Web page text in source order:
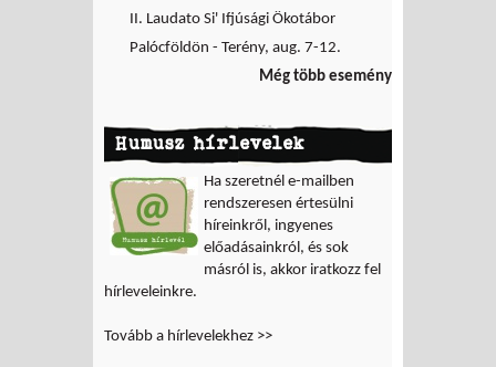
II. Laudato Si' Ifjúsági Ökotábor
Palócföldön - Terény, aug. 7-12.
Még több esemény
Humusz hírlevelek
Ha szeretnél e-mailben
rendszeresen értesülni
híreinkről, ingyenes
előadásainkról, és sok
másról is, akkor iratkozz fel
hírleveleinkre.
Tovább a hírlevelekhez >>